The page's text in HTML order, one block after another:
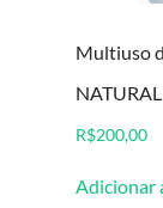
Multiuso
R$200,00
Adicionar